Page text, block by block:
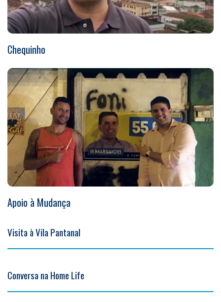
Chequinho
Apoio à Mudança
Visita à Vila Pantanal
Conversa na Home Life